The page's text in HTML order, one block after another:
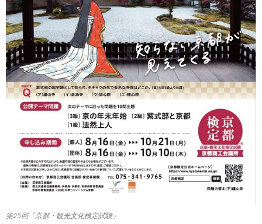
第25回「京都・観光文化検定試験」